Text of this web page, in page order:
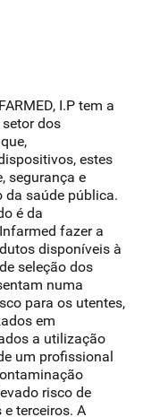
I.P tem a
dos
estes
segurança e
da saúde pública.
é da
fazer a
disponíveis à
seleção dos
numa
para os utentes,
em
a utilização
um profissional
risco de
terceiros. A